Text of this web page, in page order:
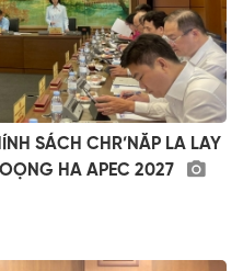
SÁCH CHR’NĂP LA LAY
HA APEC 2027